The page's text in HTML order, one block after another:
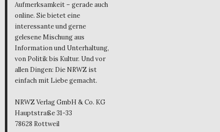
Aufmerksamkeit – gerade auch
online. Sie bietet eine
interessante und gerne
gelesene Mischung aus
Information und Unterhaltung,
von Politik bis Kultur. Und vor
allen Dingen: Die NRWZ ist
einfach mit Liebe gemacht.
NRWZ Verlag GmbH & Co. KG
Hauptstraße 31-33
78628 Rottweil